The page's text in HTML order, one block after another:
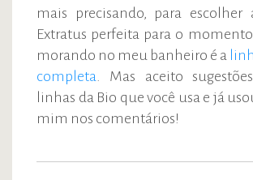
mais precisando, para
Extratus perfeita para o
morando no meu banheiro é a
completa . Mas aceito
linhas da Bio que você usa e já
mim nos comentários!